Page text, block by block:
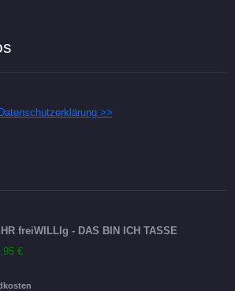
>>
freiWILLIg - DAS BIN ICH TASSE
€
ist: